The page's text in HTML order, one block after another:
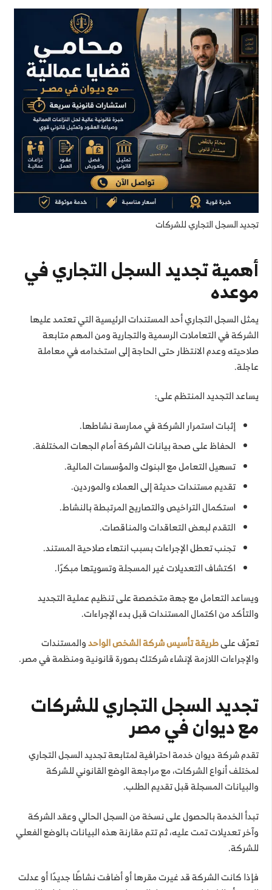
تجديد السجل التجاري للشركات
أهمية تجديد السجل التجاري في
موعده
يمثل السجل التجاري أحد المستندات الرئيسية التي تعتمد عليها
الشركة في التعاملات الرسمية والتجارية ومن المهم متابعة
صلاحيته وعدم الانتظار حتى الحاجة إلى استخدامه في معاملة
عاجلة.
يساعد التجديد المنتظم على:
إثبات استمرار الشركة في ممارسة نشاطها.
الحفاظ على صحة بيانات الشركة أمام الجهات المختلفة.
تسهيل التعامل مع البنوك والمؤسسات المالية.
تقديم مستندات حديثة إلى العملاء والموردين.
استكمال التراخيص والتصاريح المرتبطة بالنشاط.
التقدم لبعض التعاقدات والمناقصات.
تجنب تعطل الإجراءات بسبب انتهاء صلاحية المستند.
اكتشاف التعديلات غير المسجلة وتسويتها مبكرًا.
ويساعد التعامل مع جهة متخصصة على تنظيم عملية التجديد
والتأكد من اكتمال المستندات قبل بدء الإجراءات.
تعرّف علىطريقة تأسيس شركة الشخص الواحدوالمستندات
والإجراءات اللازمة لإنشاء شركتك بصورة قانونية ومنظمة في مصر.
تجديد السجل التجاري للشركات
مع ديوان في مصر
تقدم شركة ديوان خدمة احترافية لمتابعة تجديد السجل التجاري
لمختلف أنواع الشركات، مع مراجعة الوضع القانوني للشركة
والبيانات المسجلة قبل تقديم الطلب.
تبدأ الخدمة بالحصول على نسخة من السجل الحالي وعقد الشركة
وآخر تعديلات تمت عليه، ثم تتم مقارنة هذه البيانات بالوضع الفعلي
للشركة.
فإذا كانت الشركة قد غيرت مقرها أو أضافت نشاطًا جديدًا أو عدلت